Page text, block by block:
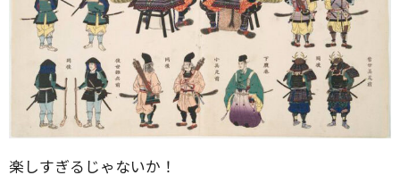
楽しすぎるじゃないか！